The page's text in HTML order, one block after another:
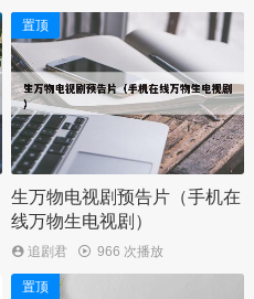
置顶
生万物电视剧预告片（手机在
线万物生电视剧）
追剧君 966 次播放
置顶